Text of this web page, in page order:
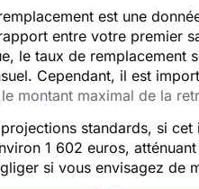
est une
entre votre premier
le taux de remplacement
Cependant, il est
montant maximal de la
projections standards, si
1 602 euros,
si vous envisagez de